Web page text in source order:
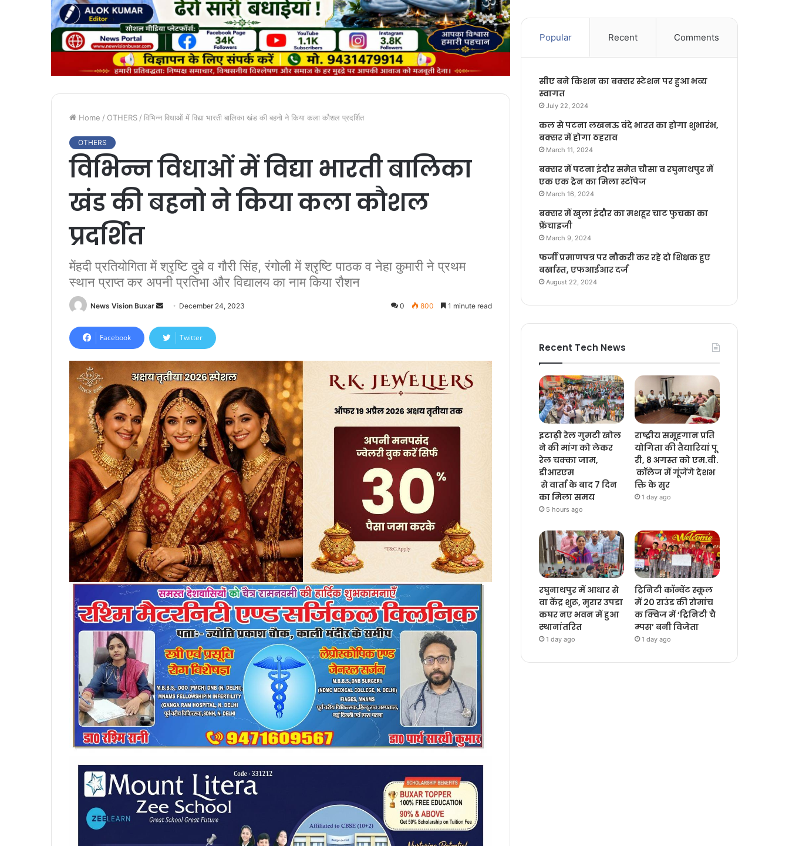
Home / OTHERS / विभिन्न विधाओं में विद्या भारती बालिका खंड की बहनो ने किया कला कौशल प्रदर्शित
OTHERS
विभिन्न विधाओं में विद्या भारती बालिका
खंड की बहनो ने किया कला कौशल
प्रदर्शित
मेंहदी प्रतियोगिता में श्रृष्टि दुबे व गौरी सिंह, रंगोली में श्रृष्टि पाठक व नेहा कुमारी ने प्रथम
स्थान प्राप्त कर अपनी प्रतिभा और विद्यालय का नाम किया रौशन
News Vision Buxar
n
d
a
n
e
m
a
i
l
December 24, 2023 0 800 1 minute read
Facebook Twitter
Popular Recent Comments
सीए बने किशन का बक्सर स्टेशन पर हुआ भव्य
स्वागत
July 22, 2024
कल से पटना लखनऊ वंदे भारत का होगा शुभारंभ,
बक्सर में होगा ठहराव
March 11, 2024
बक्सर में पटना इंदौर समेत चौसा व रघुनाथपुर में
एक एक ट्रेन का मिला स्टॉपेज
March 16, 2024
बक्सर में खुला इंदौर का मशहूर चाट फुचका का
फ्रेंचाइजी
March 9, 2024
फर्जी प्रमाणपत्र पर नौकरी कर रहे दो शिक्षक हुए
बर्खास्त, एफआईआर दर्ज
August 22, 2024
Recent Tech News
इटाढ़ी रेल गुमटी खोल
ने की मांग को लेकर
रेल चक्का जाम,
डीआरएम
से वार्ता के बाद 7 दिन
का मिला समय
5 hours ago
राष्ट्रीय समूहगान प्रति
योगिता की तैयारियां पू
री, 8 अगस्त को एम.वी.
कॉलेज में गूंजेंगे देशभ
क्ति के सुर
1 day ago
रघुनाथपुर में आधार से
वा केंद्र शुरू, मुरार उपडा
कघर नए भवन में हुआ
स्थानांतरित
1 day ago
ट्रिनिटी कॉन्वेंट स्कूल
में 20 राउंड की रोमांच
क क्विज में ‘ट्रिनिटी चै
म्पस’ बनी विजेता
1 day ago